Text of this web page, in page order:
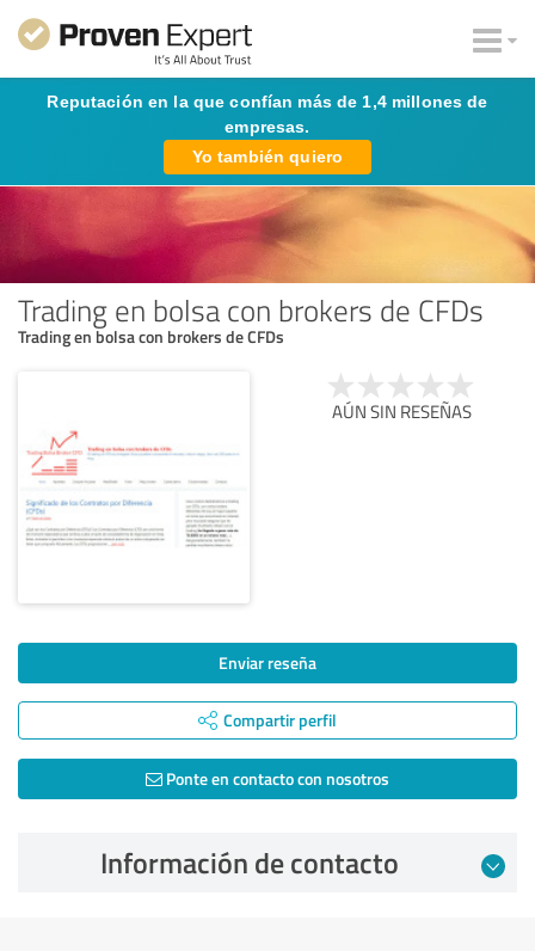
Reputación en la que confían más de 1,4 millones de
empresas.
Yo también quiero
Trading en bolsa con brokers de CFDs
Trading en bolsa con brokers de CFDs
AÚN SIN RESEÑAS
Enviar reseña
Compartir perfil
Ponte en contacto con nosotros
Información de contacto